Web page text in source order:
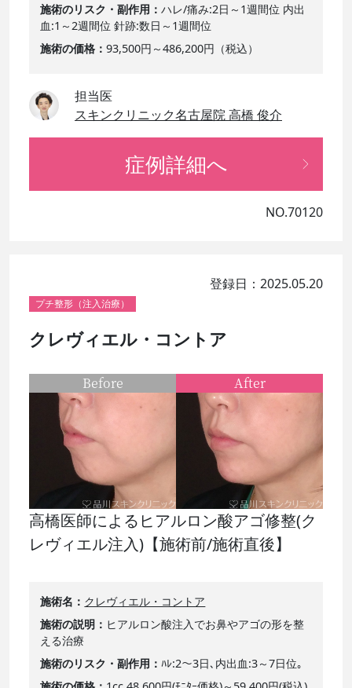
施術のリスク・副作用
ハレ/痛み:2日～1週間位 内出
血:1～2週間位 針跡:数日～1週間位
施術の価格
93,500円～486,200円（税込）
担当医
スキンクリニック名古屋院 高橋 俊介
症例詳細へ
NO.70120
登録日：2025.05.20
プチ整形（注入治療）
クレヴィエル・コントア
高橋医師によるヒアルロン酸アゴ修整(ク
レヴィエル注入)【施術前/施術直後】
施術名
クレヴィエル・コントア
施術の説明
ヒアルロン酸注入でお鼻やアゴの形を整
える治療
施術のリスク・副作用
ﾊﾚ:2～3日､内出血:3～7日位｡
Before After